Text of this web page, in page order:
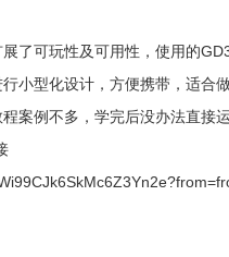
了可玩性及可用性，使用的
小型化设计，方便携带，适合
案例不多，学完后没办法直接